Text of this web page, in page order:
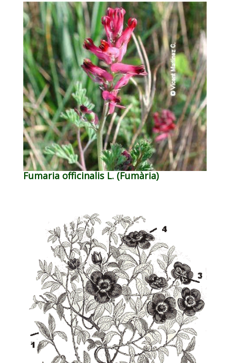
Fumaria officinalis L. (Fumària)